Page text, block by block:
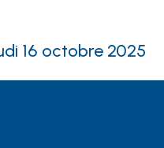
16 octobre 2025